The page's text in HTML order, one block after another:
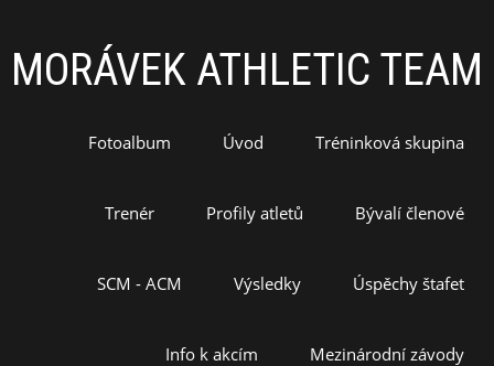
MORÁVEK ATHLETIC TEAM
Fotoalbum Úvod Tréninková skupina
Trenér Profily atletů Bývalí členové
SCM - ACM Výsledky Úspěchy štafet
Info k akcím Mezinárodní závody